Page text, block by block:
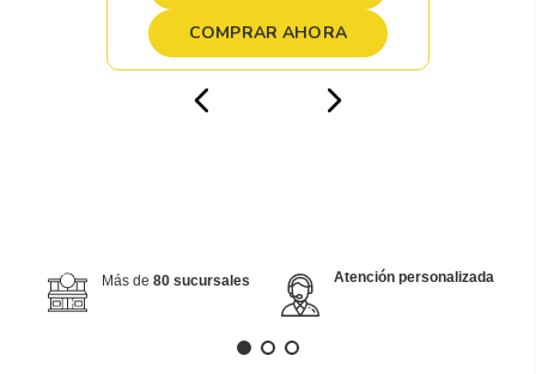
COMPRAR AHORA
Más de 80 sucursales Atención personalizada